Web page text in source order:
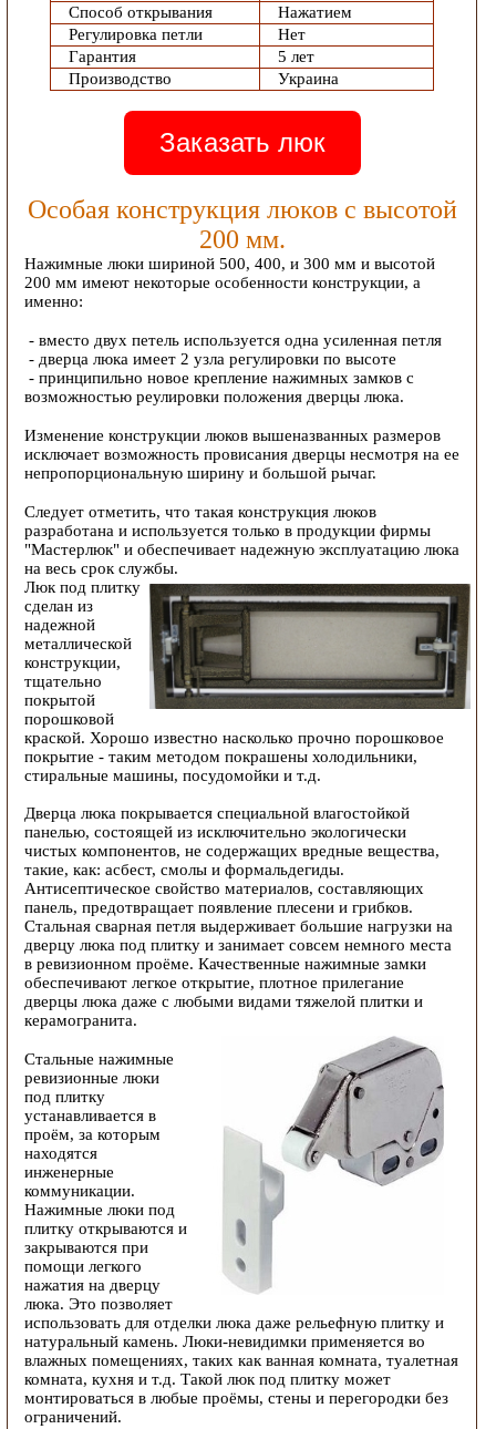
Способ открывания
Нажатием
Регулировка петли
Нет
Гарантия
5 лет
Производство
Украина
Заказать люк
Особая конструкция люков с высотой
200 мм.
Нажимные люки шириной 500, 400, и 300 мм и высотой
200 мм имеют некоторые особенности конструкции, а
именно:
- вместо двух петель используется одна усиленная петля
- дверца люка имеет 2 узла регулировки по высоте
- принципильно новое крепление нажимных замков с
возможностью реулировки положения дверцы люка.
Изменение конструкции люков вышеназванных размеров
исключает возможность провисания дверцы несмотря на ее
непропорциональную ширину и большой рычаг.
Следует отметить, что такая конструкция люков
разработана и используется только в продукции фирмы
"Мастерлюк" и обеспечивает надежную эксплуатацию люка
на весь срок службы.
Люк под плитку
сделан из
надежной
металлической
конструкции,
тщательно
покрытой
порошковой
краской. Хорошо известно насколько прочно порошковое
покрытие - таким методом покрашены холодильники,
стиральные машины, посудомойки и т.д.
Дверца люка покрывается специальной влагостойкой
панелью, состоящей из исключительно экологически
чистых компонентов, не содержащих вредные вещества,
такие, как: асбест, смолы и формальдегиды.
Антисептическое свойство материалов, составляющих
панель, предотвращает появление плесени и грибков.
Стальная сварная петля выдерживает большие нагрузки на
дверцу люка под плитку и занимает совсем немного места
в ревизионном проёме. Качественные нажимные замки
обеспечивают легкое открытие, плотное прилегание
дверцы люка даже с любыми видами тяжелой плитки и
керамогранита.
Стальные нажимные
ревизионные люки
под плитку
устанавливается в
проём, за которым
находятся
инженерные
коммуникации.
Нажимные люки под
плитку открываются и
закрываются при
помощи легкого
нажатия на дверцу
люка. Это позволяет
использовать для отделки люка даже рельефную плитку и
натуральный камень. Люки-невидимки применяется во
влажных помещениях, таких как ванная комната, туалетная
комната, кухня и т.д. Такой люк под плитку может
монтироваться в любые проёмы, стены и перегородки без
ограничений.